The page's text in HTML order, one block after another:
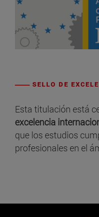
SELLO DE
Esta titulación está
excelencia
que los estudios
profesionales en el